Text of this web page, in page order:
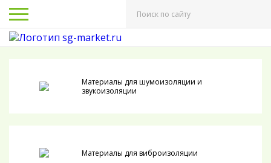
Материалы для шумоизоляции и
звукоизоляции
Материалы для виброизоляции